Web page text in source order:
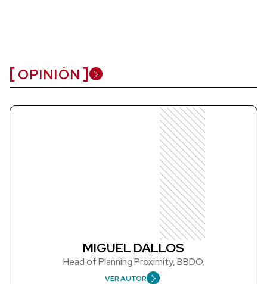
OPINIÓN
MIGUEL DALLOS
Head of Planning Proximity, BBDO.
VER AUTOR